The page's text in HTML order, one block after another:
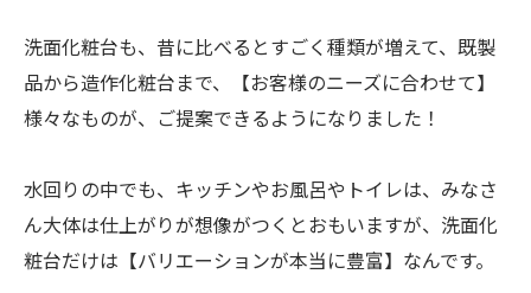
洗面化粧台も、昔に比べるとすごく種類が増えて、既製
品から造作化粧台まで、【お客様のニーズに合わせて】
様々なものが、ご提案できるようになりました！
水回りの中でも、キッチンやお風呂やトイレは、みなさ
ん大体は仕上がりが想像がつくとおもいますが、洗面化
粧台だけは【バリエーションが本当に豊富】なんです。